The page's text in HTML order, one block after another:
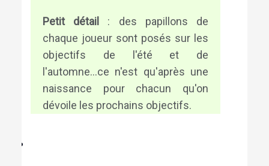
Petit détail : des papillons de
chaque joueur sont posés sur les
objectifs de l'été et de
l'automne...ce n'est qu'après une
naissance pour chacun qu'on
dévoile les prochains objectifs.